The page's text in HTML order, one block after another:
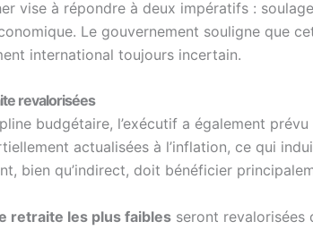
vise à répondre à deux impératifs :
Le gouvernement souligne que
international toujours incertain.
revalorisées
budgétaire, l’exécutif a également prévu
actualisées à l’inflation, ce qui
bien qu’indirect, doit bénéficier
retraite les plus faibles seront revalorisées